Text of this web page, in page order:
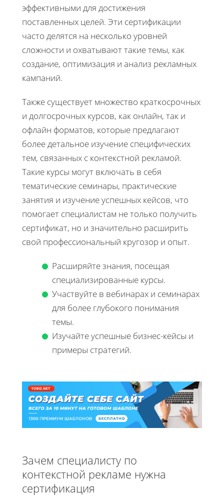
эффективными для достижения
поставленных целей. Эти сертификации
часто делятся на несколько уровней
сложности и охватывают такие темы, как
создание, оптимизация и анализ рекламных
кампаний.
Также существует множество краткосрочных
и долгосрочных курсов, как онлайн, так и
офлайн форматов, которые предлагают
более детальное изучение специфических
тем, связанных с контекстной рекламой.
Такие курсы могут включать в себя
тематические семинары, практические
занятия и изучение успешных кейсов, что
помогает специалистам не только получить
сертификат, но и значительно расширить
свой профессиональный кругозор и опыт.
Расширяйте знания, посещая
специализированные курсы.
Участвуйте в вебинарах и семинарах
для более глубокого понимания
темы.
Изучайте успешные бизнес-кейсы и
примеры стратегий.
Зачем специалисту по
контекстной рекламе нужна
сертификация